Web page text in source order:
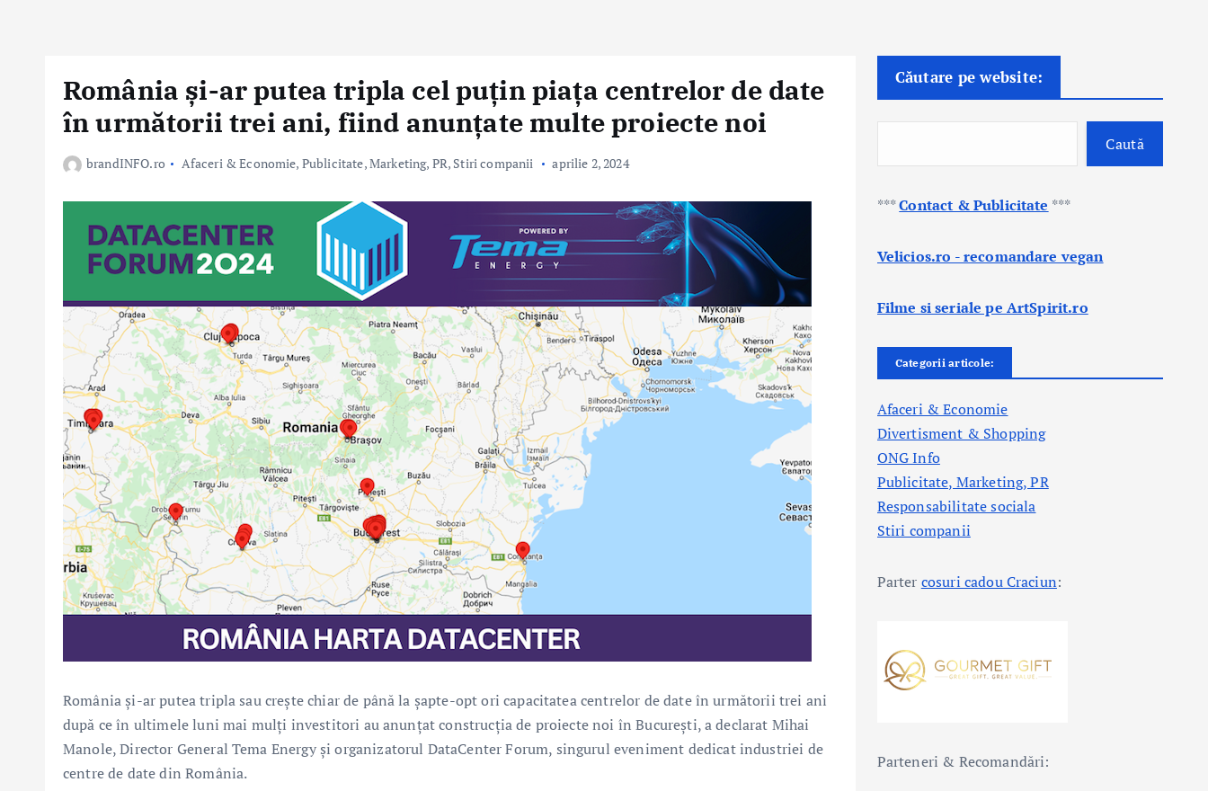
România și-ar putea tripla cel puțin piața centrelor de date
în următorii trei ani, fiind anunțate multe proiecte noi
brandINFO.ro Afaceri & Economie, Publicitate, Marketing, PR, Stiri companii aprilie 2, 2024
România și-ar putea tripla sau crește chiar de până la șapte-opt ori capacitatea centrelor de date în următorii trei ani
după ce în ultimele luni mai mulți investitori au anunțat construcția de proiecte noi în București, a declarat Mihai
Manole, Director General Tema Energy și organizatorul DataCenter Forum, singurul eveniment dedicat industriei de
centre de date din România.
Căutare pe website:
Caută
***Contact & Publicitate ***
Velicios.ro - recomandare vegan
Filme si seriale pe ArtSpirit.ro
Categorii articole:
Afaceri & Economie
Divertisment & Shopping
ONG Info
Publicitate, Marketing, PR
Responsabilitate sociala
Stiri companii
Parter cosuri cadou Craciun:
Parteneri & Recomandări: